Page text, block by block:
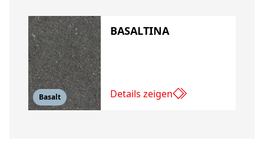
Basalt
BASALTINA
Details zeigen